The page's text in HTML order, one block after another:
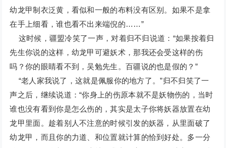
幼龙甲制衣泛黄，看似和一般的布料没有区别。如果不是拿
在手上细看，谁也看不出来端倪的……”
这时候，疆盟冷笑了一声，对着归不归说道：“如果按着归
先生你说的这样，幼龙甲可避妖术，那我还会受这样的伤
吗？你的眼睛看不到，吴勉先生。百疆说的也是假的？”
“老人家我说了，这就是佩服你的地方了。”归不归笑了一
声之后，继续说道：“你身上的伤原本就不是妖物伤的，当时
谁也没有看到你是怎么伤的，其实是太子你将妖器放置在幼
龙甲里面。趁着别人不注意的时候引发的妖器，从里面破了
幼龙甲，而且你的力道、和位置就计算的恰到好处。多一分